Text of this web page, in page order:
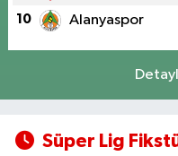
10 Alanyaspor
Süper Lig